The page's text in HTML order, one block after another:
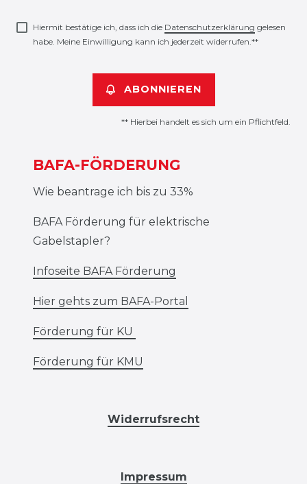
Hiermit bestätige ich, dass ich die Daten­schutz­erklärung gelesen
habe. Meine Einwilligung kann ich jederzeit widerrufen.**
ABONNIEREN
** Hierbei handelt es sich um ein Pflichtfeld.
BAFA-FÖRDERUNG
Wie beantrage ich bis zu 33%
BAFA Förderung für elektrische
Gabelstapler?
Infoseite BAFA Förderung
Hier gehts zum BAFA-Portal
Förderung für KU
Förderung für KMU
Widerrufsrecht
Impressum